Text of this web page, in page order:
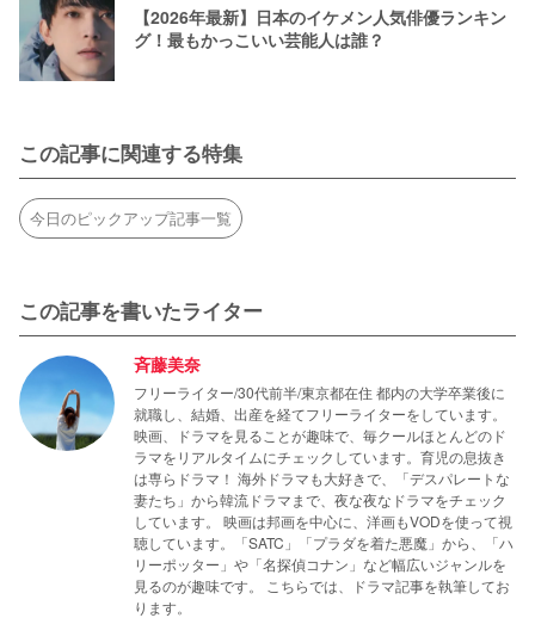
【2026年最新】日本のイケメン人気俳優ランキン
グ！最もかっこいい芸能人は誰？
この記事に関連する特集
今日のピックアップ記事一覧
この記事を書いたライター
斉藤美奈
フリーライター/30代前半/東京都在住 都内の大学卒業後に
就職し、結婚、出産を経てフリーライターをしています。
映画、ドラマを見ることが趣味で、毎クールほとんどのド
ラマをリアルタイムにチェックしています。育児の息抜き
は専らドラマ！ 海外ドラマも大好きで、「デスパレートな
妻たち」から韓流ドラマまで、夜な夜なドラマをチェック
しています。 映画は邦画を中心に、洋画もVODを使って視
聴しています。「SATC」「プラダを着た悪魔」から、「ハ
リーポッター」や「名探偵コナン」など幅広いジャンルを
見るのが趣味です。 こちらでは、ドラマ記事を執筆してお
ります。